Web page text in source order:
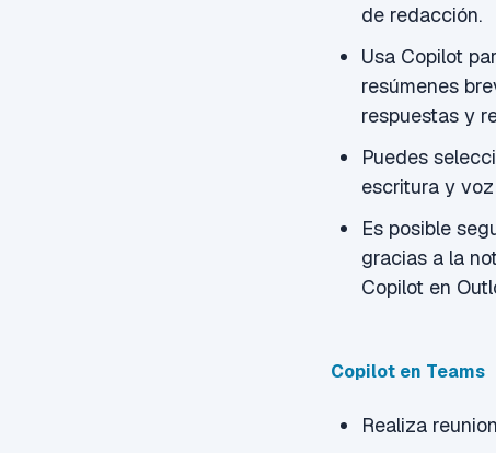
de redacción.
Usa Copilot
resúmenes
respuestas y
Puedes
escritura y
Es posible
gracias a la
Copilot en
Copilot en Teams
Realiza